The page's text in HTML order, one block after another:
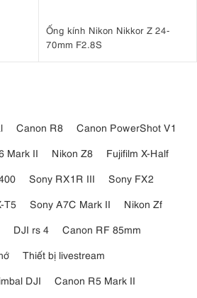
Ống kính Nikon Nikkor Z 24-
70mm F2.8S
Canon R8
Canon PowerShot V1
Mark II Nikon Z8
Fujifilm X-Half
Sony RX1R III
Sony FX2
T5 Sony A7C Mark II
Nikon Zf
DJI rs 4
Canon RF 85mm
Thiết bị livestream
DJI
Canon R5 Mark II